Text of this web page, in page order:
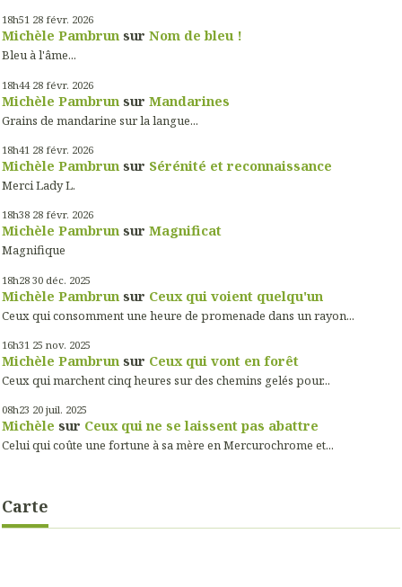
18h51 28 févr. 2026
Michèle Pambrun sur Nom de bleu !
Bleu à l'âme...
18h44 28 févr. 2026
Michèle Pambrun sur Mandarines
Grains de mandarine sur la langue...
18h41 28 févr. 2026
Michèle Pambrun sur Sérénité et reconnaissance
Merci Lady L.
18h38 28 févr. 2026
Michèle Pambrun sur Magnificat
Magnifique
18h28 30 déc. 2025
Michèle Pambrun sur Ceux qui voient quelqu'un
Ceux qui consomment une heure de promenade dans un rayon...
16h31 25 nov. 2025
Michèle Pambrun sur Ceux qui vont en forêt
Ceux qui marchent cinq heures sur des chemins gelés pour...
08h23 20 juil. 2025
Michèle sur Ceux qui ne se laissent pas abattre
Celui qui coûte une fortune à sa mère en Mercurochrome et...
Carte